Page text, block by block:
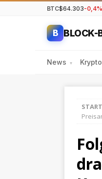
BTC$64.303-0,4%
B BLOCK-
News ▾